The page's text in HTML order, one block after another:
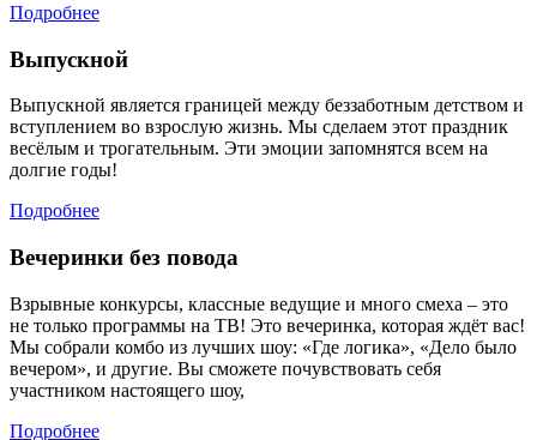
Подробнее
Выпускной
Выпускной является границей между беззаботным детством и
вступлением во взрослую жизнь. Мы сделаем этот праздник
весёлым и трогательным. Эти эмоции запомнятся всем на
долгие годы!
Подробнее
Вечеринки без повода
Взрывные конкурсы, классные ведущие и много смеха – это
не только программы на ТВ! Это вечеринка, которая ждёт вас!
Мы собрали комбо из лучших шоу: «Где логика», «Дело было
вечером», и другие. Вы сможете почувствовать себя
участником настоящего шоу,
Подробнее